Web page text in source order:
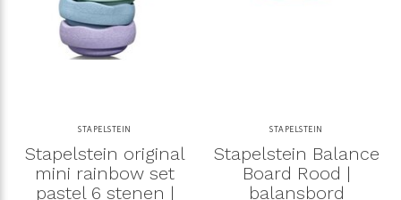
STAPELSTEIN
Stapelstein original
mini rainbow set
pastel 6 stenen |
STAPELSTEIN
Stapelstein Balance
Board Rood |
balansbord